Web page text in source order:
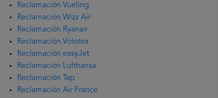
Reclamación Vueling
Reclamación Wizz Air
Reclamación Ryanair
Reclamación Volotea
Reclamación easyJet
Reclamación Lufthansa
Reclamación Tap
Reclamación Air France